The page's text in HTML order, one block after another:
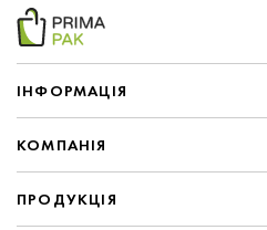
IНФОРМАЦIЯ
КОМПАНIЯ
ПРОДУКЦІЯ